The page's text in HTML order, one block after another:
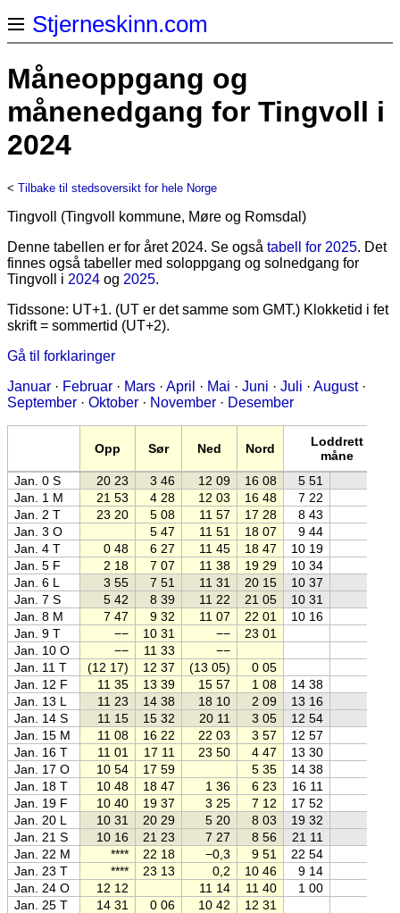
Stjerneskinn.com
Måneoppgang og
månenedgang for Tingvoll i
2024
< Tilbake til stedsoversikt for hele Norge
Tingvoll (Tingvoll kommune, Møre og Romsdal)
Denne tabellen er for året 2024. Se også tabell for 2025. Det
finnes også tabeller med soloppgang og solnedgang for
Tingvoll i 2024 og 2025.
Tidssone: UT+1. (UT er det samme som GMT.) Klokketid i fet
skrift = sommertid (UT+2).
Gå til forklaringer
Januar · Februar · Mars · April · Mai · Juni · Juli · August·
September · Oktober · November · Desember
Opp Sør Ned Nord
Loddrett
måne
Jan. 0 S 20 23 3 46 12 09 16 08
5 51
Jan. 1 M
21 53 4 28 12 03 16 48
7 22
Jan. 2 T
23 20 5 08 11 57 17 28
8 43
Jan. 3 O
5 47 11 51 18 07
9 44
Jan. 4 T
0 48 6 27 11 45 18 47
10 19
Jan. 5 F
2 18 7 07 11 38 19 29
10 34
Jan. 6 L
3 55 7 51 11 31 20 15
10 37
Jan. 7 S
5 42 8 39 11 22 21 05
10 31
Jan. 8 M
7 47 9 32 11 07 22 01
10 16
Jan. 9 T
−− 10 31 −−
23 01
Jan. 10 O
−− 11 33
−−
Jan. 11 T
(12 17) 12 37 (13 05)
0 05
Jan. 12 F
11 35 13 39 15 57 1 08
14 38
Jan. 13 L
11 23 14 38 18 10 2 09
13 16
Jan. 14 S
11 15 15 32 20 11 3 05
12 54
Jan. 15 M
11 08 16 22 22 03 3 57
12 57
Jan. 16 T
11 01 17 11 23 50 4 47
13 30
Jan. 17 O
10 54 17 59 5 35
14 38
Jan. 18 T
10 48 18 47 1 36 6 23
16 11
Jan. 19 F
10 40 19 37 3 25 7 12
17 52
Jan. 20 L
10 31 20 29 5 20 8 03
19 32
Jan. 21 S
10 16 21 23 7 27 8 56
21 11
Jan. 22 M
**** 22 18 −0,3 9 51
22 54
Jan. 23 T
**** 23 13 0,2 10 46
9 14
Jan. 24 O
12 12 11 14 11 40
1 00
Jan. 25 T
14 31 0 06 10 42
12 31